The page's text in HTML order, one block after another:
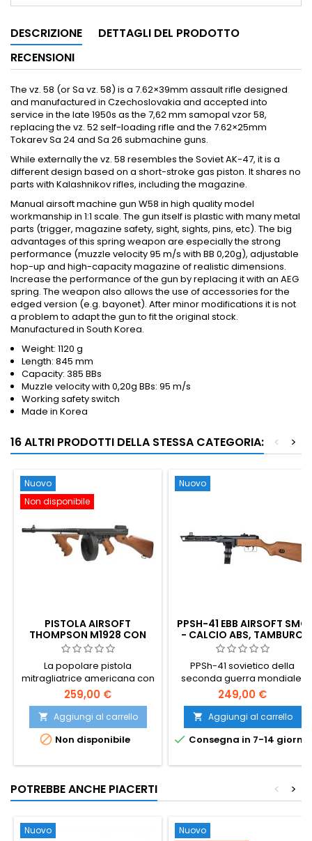
DESCRIZIONE
DETTAGLI DEL PRODOTTO
RECENSIONI
The vz. 58 (or Sa vz. 58) is a 7.62×39mm assault rifle designed
and manufactured in Czechoslovakia and accepted into
service in the late 1950s as the 7,62 mm samopal vzor 58,
replacing the vz. 52 self-loading rifle and the 7.62×25mm
Tokarev Sa 24 and Sa 26 submachine guns.
While externally the vz. 58 resembles the Soviet AK-47, it is a
different design based on a short-stroke gas piston. It shares no
parts with Kalashnikov rifles, including the magazine.
Manual airsoft machine gun W58 in high quality model
workmanship in 1:1 scale. The gun itself is plastic with many metal
parts (trigger, magazine safety, sight, sights, pins, etc). The big
advantages of this spring weapon are especially the strong
performance (muzzle velocity 95 m/s with BB 0,20g), adjustable
hop-up and high-capacity magazine of realistic dimensions.
Increase the performance of the gun by replacing it with an AEG
spring. The weapon also allows the use of accessories for the
edged version (e.g. bayonet). After minor modifications it is not
a problem to adapt the gun to fit the original stock.
Manufactured in South Korea.
Weight: 1120 g
Length: 845 mm
Capacity: 385 BBs
Muzzle velocity with 0,20g BBs: 95 m/s
Working safety switch
Made in Korea
16 ALTRI PRODOTTI DELLA STESSA CATEGORIA: >
<
Nuovo
Non disponibile
PISTOLA AIRSOFT
THOMPSON M1928 CON
CARICATORE A TAMBURO
La popolare pistola
mitragliatrice americana con
un caricatore di grande
capacità.
259,00 €
 Aggiungi al carrello
 Non disponibile
Nuovo
PPSH-41 EBB AIRSOFT SMG
- CALCIO ABS, TAMBURO
DA 1000 COLPI, BLOW-
BACK
PPSh-41 sovietico della
seconda guerra mondiale,
con Blow-Back elettrico per
una ciclata realistica
dell'otturatore. Calcio in
polimero ABS, tomaia
interamente in metallo,
acciaio da 1000 colpi, semi e
249,00 €
 Aggiungi al carrello
 Consegna in 7-14 giorni
POTREBBE ANCHE PIACERTI >
<
Nuovo
Nuovo